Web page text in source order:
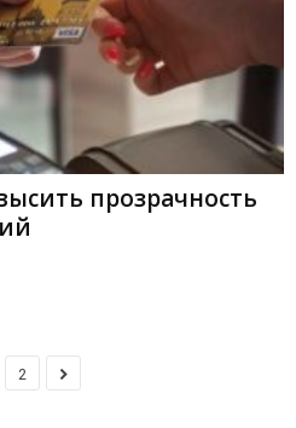
прозрачность
2